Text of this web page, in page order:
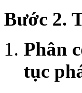
Bước 2.
Phân
tục